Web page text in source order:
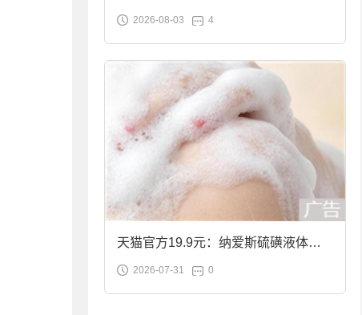
合金筷子大促：19.9元
2026-08-03 4
天猫官方19.9元：纳爱斯硫磺液体香
皂2斤大促
2026-07-31 0